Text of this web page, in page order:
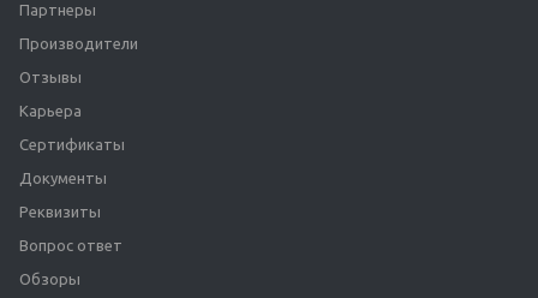
Партнеры
Производители
Отзывы
Карьера
Сертификаты
Документы
Реквизиты
Вопрос ответ
Обзоры